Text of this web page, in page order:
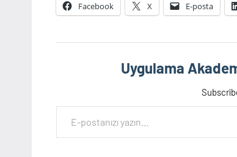
Facebook X E-posta
Uygulama
E-postanızı yazın…